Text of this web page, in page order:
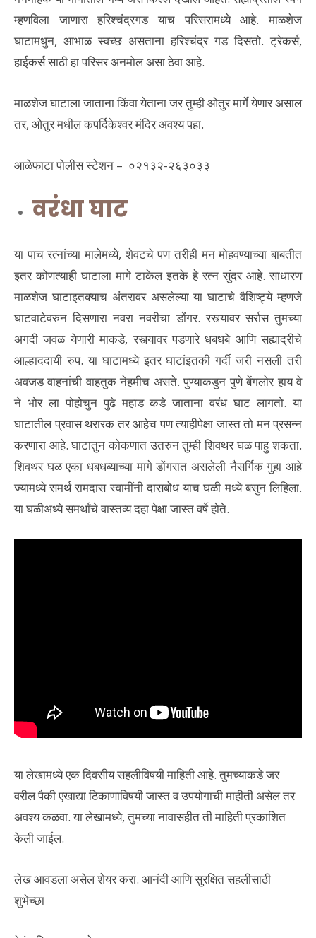
म्हणविला जाणारा हरिश्चंद्रगड याच परिसरामध्ये आहे. माळशेज
घाटामधुन, आभाळ स्वच्छ असताना हरिश्चंद्र गड दिसतो. ट्रेकर्स,
हाईकर्स साठी हा परिसर अनमोल असा ठेवा आहे.
माळशेज घाटाला जाताना किंवा येताना जर तुम्ही ओतुर मार्गे येणार असाल
तर, ओतुर मधील कपर्दिकेश्वर मंदिर अवश्य पहा.
आळेफाटा पोलीस स्टेशन – ०२१३२-२६३०३३
वरंधा घाट
या पाच रत्नांच्या मालेमध्ये, शेवटचे पण तरीही मन मोहवण्याच्या बाबतीत
इतर कोणत्याही घाटाला मागे टाकेल इतके हे रत्न सुंदर आहे. साधारण
माळशेज घाटाइतक्याच अंतरावर असलेल्या या घाटाचे वैशिष्ट्ये म्हणजे
घाटवाटेवरुन दिसणारा नवरा नवरीचा डोंगर. रस्त्यावर सर्रास तुमच्या
अगदी जवळ येणारी माकडे, रस्त्यावर पडणारे धबधबे आणि सह्याद्रीचे
आल्हाददायी रुप. या घाटामध्ये इतर घाटांइतकी गर्दी जरी नसली तरी
अवजड वाहनांची वाहतुक नेहमीच असते. पुण्याकडुन पुणे बेंगलोर हाय वे
ने भोर ला पोहोचुन पुढे महाड कडे जाताना वरंध घाट लागतो. या
घाटातील प्रवास थरारक तर आहेच पण त्याहीपेक्षा जास्त तो मन प्रसन्न
करणारा आहे. घाटातुन कोकणात उतरुन तुम्ही शिवथर घळ पाहु शकता.
शिवथर घळ एका धबधब्याच्या मागे डोंगरात असलेली नैसर्गिक गुहा आहे
ज्यामध्ये समर्थ रामदास स्वामींनी दासबोध याच घळी मध्ये बसुन लिहिला.
या घळीअध्ये समर्थांचे वास्तव्य दहा पेक्षा जास्त वर्षे होते.
या लेखामध्ये एक दिवसीय सहलीविषयी माहिती आहे. तुमच्याकडे जर
वरील पैकी एखाद्या ठिकाणाविषयी जास्त व उपयोगाची माहीती असेल तर
अवश्य कळवा. या लेखामध्ये, तुमच्या नावासहीत ती माहिती प्रकाशित
केली जाईल.
लेख आवडला असेल शेयर करा. आनंदी आणि सुरक्षित सहलीसाठी
शुभेच्छा